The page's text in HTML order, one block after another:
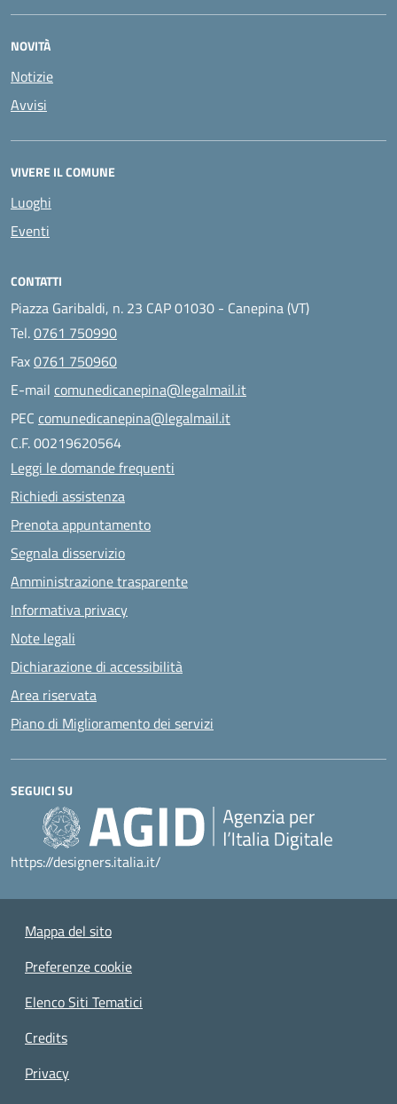
NOVITÀ
Notizie
Avvisi
VIVERE IL COMUNE
Luoghi
Eventi
CONTATTI
Piazza Garibaldi, n. 23 CAP 01030 - Canepina (VT)
Tel.0761 750990
Fax0761 750960
E-mail comunedicanepina@legalmail.it
PEC comunedicanepina@legalmail.it
C.F. 00219620564
Leggi le domande frequenti
Richiedi assistenza
Prenota appuntamento
Segnala disservizio
Amministrazione trasparente
Informativa privacy
Note legali
Dichiarazione di accessibilità
Area riservata
Piano di Miglioramento dei servizi
SEGUICI SU
https://designers.italia.it/
Mappa del sito
Preferenze cookie
Elenco Siti Tematici
Credits
Privacy